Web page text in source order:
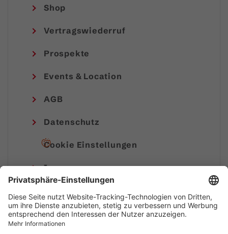
Shop
Vertragswiederruf
Prospekte
Events & Location
AGB
Datenschutz
Cookie Einstellungen
Impressum